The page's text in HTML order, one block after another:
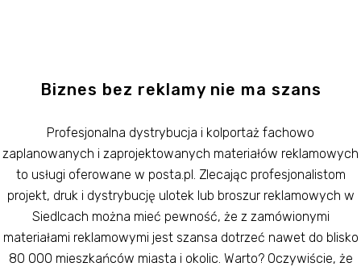
Biznes bez reklamy nie ma szans
Profesjonalna dystrybucja i kolportaż fachowo
zaplanowanych i zaprojektowanych materiałów reklamowych
to usługi oferowane w posta.pl. Zlecając profesjonalistom
projekt, druk i dystrybucję ulotek lub broszur reklamowych w
Siedlcach można mieć pewność, że z zamówionymi
materiałami reklamowymi jest szansa dotrzeć nawet do blisko
80 000 mieszkańców miasta i okolic. Warto? Oczywiście, że